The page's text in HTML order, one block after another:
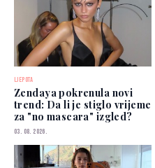
LJEPOTA
Zendaya pokrenula novi
trend: Da li je stiglo vrijeme
za "no mascara" izgled?
03. 08. 2026.